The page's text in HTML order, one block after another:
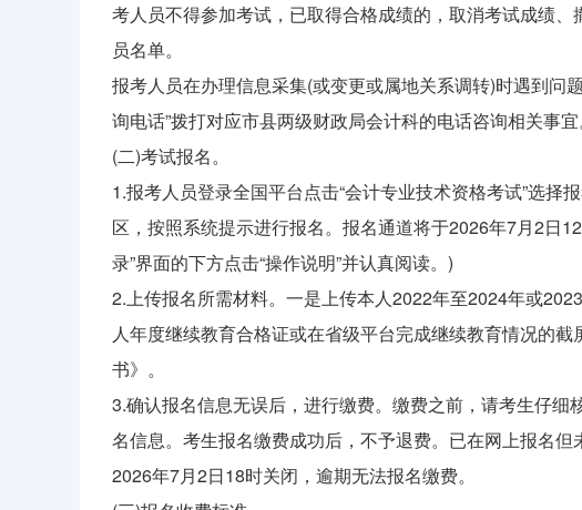
考人员不得参加考试，已取得合格成绩的，取消考试成绩
员名单。
报考人员在办理信息采集(或变更或属地关系调转)时遇到问
询电话”拨打对应市县两级财政局会计科的电话咨询相关事宜
(二)考试报名。
1.报考人员登录全国平台点击“会计专业技术资格考试”选择
区，按照系统提示进行报名。报名通道将于2026年7月2日
录”界面的下方点击“操作说明”并认真阅读。)
2.上传报名所需材料。一是上传本人2022年至2024年或
人年度继续教育合格证或在省级平台完成继续教育情况的
书》。
3.确认报名信息无误后，进行缴费。缴费之前，请考生仔
名信息。考生报名缴费成功后，不予退费。已在网上报名
2026年7月2日18时关闭，逾期无法报名缴费。